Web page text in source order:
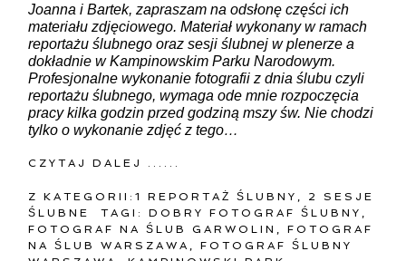
Joanna i Bartek, zapraszam na odsłonę części ich
materiału zdjęciowego. Materiał wykonany w ramach
reportażu ślubnego oraz sesji ślubnej w plenerze a
dokładnie w Kampinowskim Parku Narodowym.
Profesjonalne wykonanie fotografii z dnia ślubu czyli
reportażu ślubnego, wymaga ode mnie rozpoczęcia
pracy kilka godzin przed godziną mszy św. Nie chodzi
tylko o wykonanie zdjęć z tego…
CZYTAJ DALEJ ......
Z KATEGORII:1 REPORTAŻ ŚLUBNY
2 SESJE
ŚLUBNE
TAGI:DOBRY FOTOGRAF ŚLUBNY
FOTOGRAF NA ŚLUB GARWOLIN
,FOTOGRAF
NA ŚLUB WARSZAWA
,FOTOGRAF ŚLUBNY